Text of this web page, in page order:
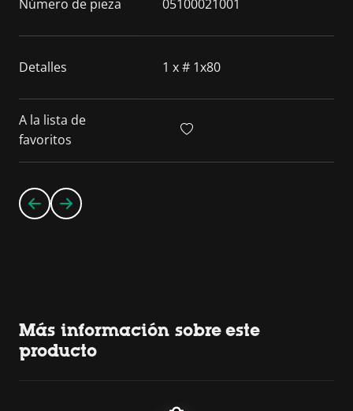
Número de pieza 05100021001
Detalles 1 x # 1x80
A la lista de
favoritos
Más información sobre este
producto